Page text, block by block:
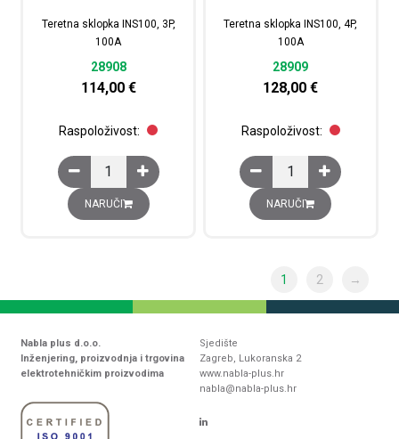
Teretna sklopka INS100, 3P,
100A
28908
114,00 €
Raspoloživost:
Teretna sklopka INS100, 3P, 100A količina
NARUČI
Teretna sklopka INS100, 4P,
100A
28909
128,00€
Raspoloživost:
Teretna sklopka
NARUČI
1 2 →
Nabla plus d.o.o.
Inženjering, proizvodnja i trgovina
elektrotehničkim proizvodima
Sjedište
Zagreb, Lukoranska 2
www.nabla-plus.hr
nabla@nabla-plus.hr